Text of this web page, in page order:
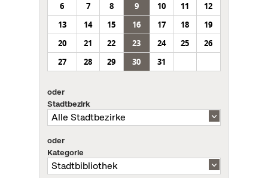
6
7 8 9 10 11
12
13
14 15 16 17 18
19
20
21 22 23 24 25
26
27
28 29 30 31
oder
Stadtbezirk
oder
Kategorie